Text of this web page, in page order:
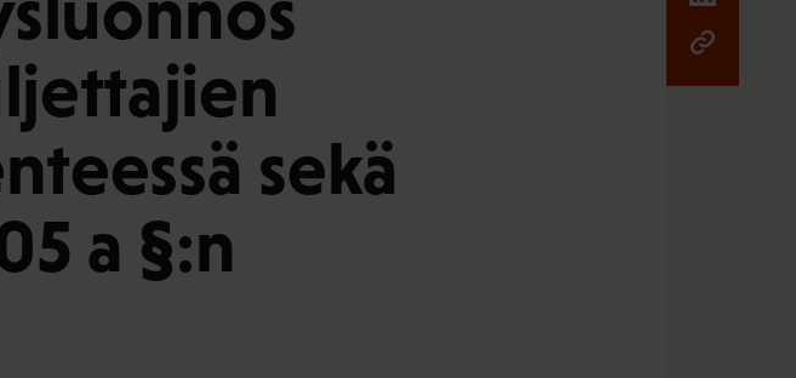
sekä
a §:n